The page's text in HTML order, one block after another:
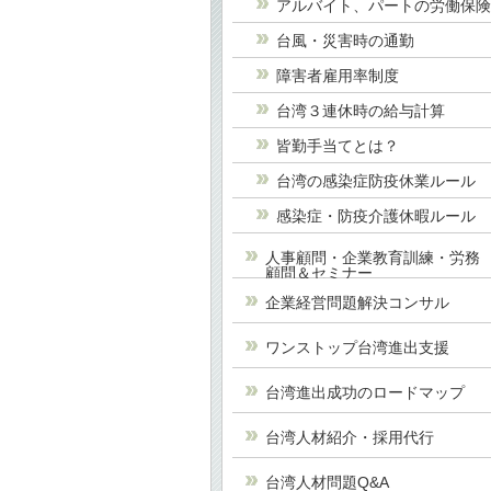
アルバイト、パートの労働保険
台風・災害時の通勤
障害者雇用率制度
台湾３連休時の給与計算
皆勤手当てとは？
台湾の感染症防疫休業ルール
感染症・防疫介護休暇ルール
人事顧問・企業教育訓練・労務
顧問＆セミナー
企業経営問題解決コンサル
ワンストップ台湾進出支援
台湾進出成功のロードマップ
台湾人材紹介・採用代行
台湾人材問題Q&A